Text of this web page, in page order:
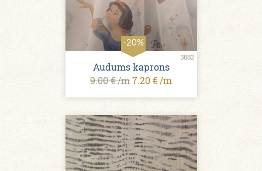
-20%
3882
Audums kaprons
9.00 € /m7.20 € /m